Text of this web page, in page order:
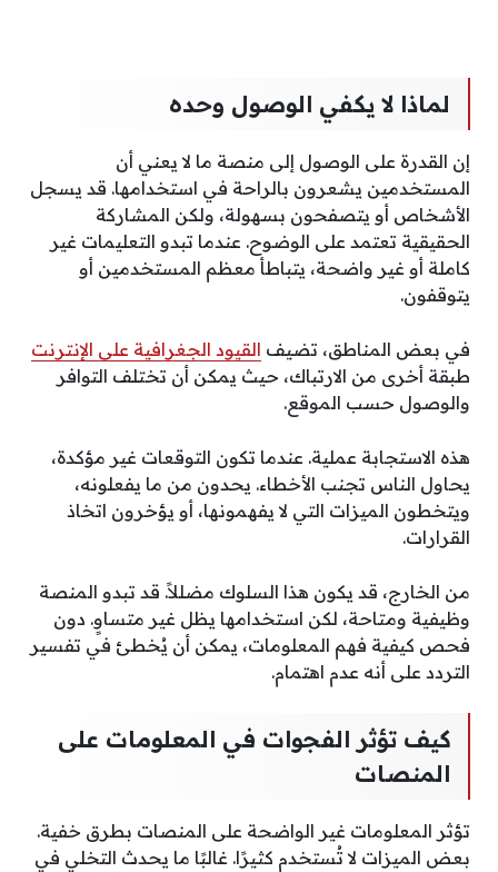
لماذا لا يكفي الوصول وحده
إن القدرة على الوصول إلى منصة ما لا يعني أن
المستخدمين يشعرون بالراحة في استخدامها. قد يسجل
الأشخاص أو يتصفحون بسهولة، ولكن المشاركة
الحقيقية تعتمد على الوضوح. عندما تبدو التعليمات غير
كاملة أو غير واضحة، يتباطأ معظم المستخدمين أو
يتوقفون.
في بعض المناطق، تضيف القيود الجغرافية على الإنترنت
طبقة أخرى من الارتباك، حيث يمكن أن تختلف التوافر
والوصول حسب الموقع.
هذه الاستجابة عملية. عندما تكون التوقعات غير مؤكدة،
يحاول الناس تجنب الأخطاء. يحدون من ما يفعلونه،
ويتخطون الميزات التي لا يفهمونها، أو يؤخرون اتخاذ
القرارات.
من الخارج، قد يكون هذا السلوك مضللاً. قد تبدو المنصة
وظيفية ومتاحة، لكن استخدامها يظل غير متساوٍ. دون
فحص كيفية فهم المعلومات، يمكن أن يُخطئ في تفسير
التردد على أنه عدم اهتمام.
كيف تؤثر الفجوات في المعلومات على
المنصات
تؤثر المعلومات غير الواضحة على المنصات بطرق خفية.
بعض الميزات لا تُستخدم كثيرًا. غالبًا ما يحدث التخلي في